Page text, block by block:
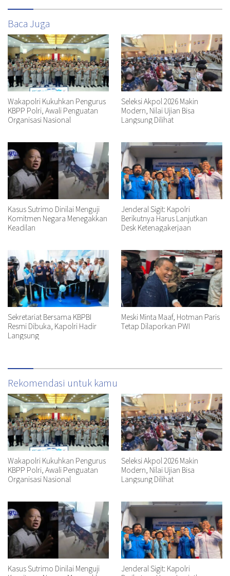
Baca Juga
Wakapolri Kukuhkan Pengurus
KBPP Polri, Awali Penguatan
Organisasi Nasional
Seleksi Akpol 2026 Makin
Modern, Nilai Ujian Bisa
Langsung Dilihat
Kasus Sutrimo Dinilai Menguji
Komitmen Negara Menegakkan
Keadilan
Jenderal Sigit: Kapolri
Berikutnya Harus Lanjutkan
Desk Ketenagakerjaan
Sekretariat Bersama KBPBI
Resmi Dibuka, Kapolri Hadir
Langsung
Meski Minta Maaf, Hotman Paris
Tetap Dilaporkan PWI
Rekomendasi untuk kamu
Wakapolri Kukuhkan Pengurus
KBPP Polri, Awali Penguatan
Organisasi Nasional
Seleksi Akpol 2026 Makin
Modern, Nilai Ujian Bisa
Langsung Dilihat
Kasus Sutrimo Dinilai Menguji
Jenderal Sigit: Kapolri